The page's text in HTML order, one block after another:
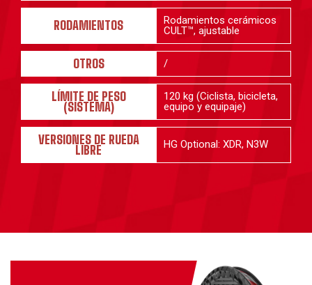
RODAMIENTOS
Rodamientos cerámicos
CULT™, ajustable
OTROS /
LÍMITE DE PESO
(SISTEMA)
120 kg (Ciclista, bicicleta,
equipo y equipaje)
VERSIONES DE RUEDA
LIBRE HG Optional: XDR, N3W